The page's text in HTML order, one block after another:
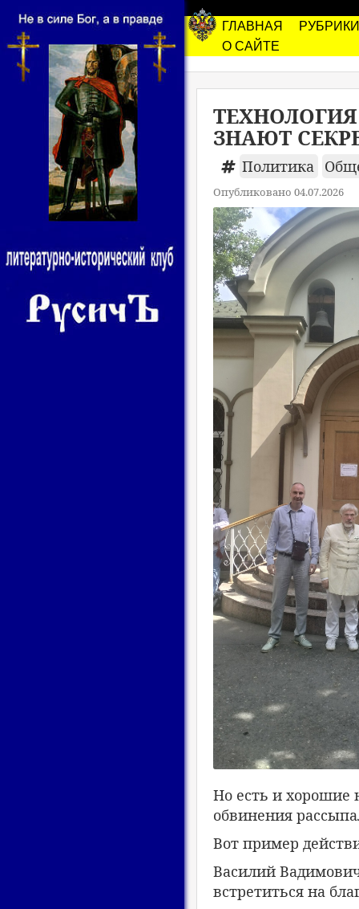
ГЛАВНАЯ
РУБРИКИ
О САЙТЕ
ЗНАЮТ
Политика
Опубликовано 04.07.2026
Но есть и хорошие
обвинения
Вот пример
Василий
встретиться на